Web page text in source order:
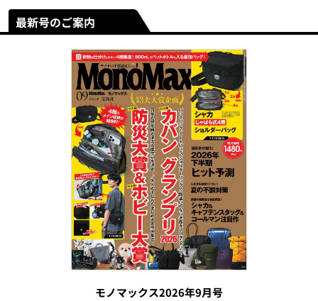
最新号のご案内
モノマックス2026年9月号